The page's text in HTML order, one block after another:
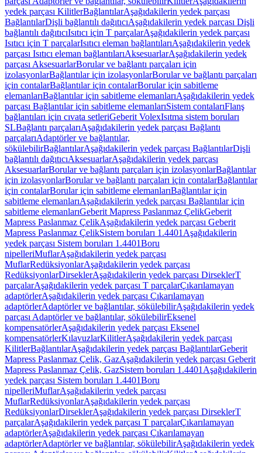
yedek parçası KilitlerBağlantılarAşağıdakilerin yedek parçası
BağlantılarDişli bağlantılı dağıtıcıAşağıdakilerin yedek parçası Dişli
bağlantılı dağıtıcıIsıtıcı için T parçalarAşağıdakilerin yedek parçası
Isıtıcı için T parçalarIsıtıcı eleman bağlantılarıAşağıdakilerin yedek
parçası Isıtıcı eleman bağlantılarıAksesuarlarAşağıdakilerin yedek
parçası AksesuarlarBorular ve bağlantı parçaları için
izolasyonlarBağlantılar için izolasyonlarBorular ve bağlantı parçaları
için contalarBağlantılar için contalarBorular için sabitleme
elemanlarıBağlantılar için sabitleme elemanlarıAşağıdakilerin yedek
parçası Bağlantılar için sabitleme elemanlarıSistem contalarıFlanş
bağlantıları için cıvata setleriGeberit VolexIsıtma sistem boruları
SLBağlantı parçalarıAşağıdakilerin yedek parçası Bağlantı
parçalarıAdaptörler ve bağlantılar,
sökülebilirBağlantılarAşağıdakilerin yedek parçası BağlantılarDişli
bağlantılı dağıtıcıAksesuarlarAşağıdakilerin yedek parçası
AksesuarlarBorular ve bağlantı parçaları için izolasyonlarBağlantılar
için izolasyonlarBorular ve bağlantı parçaları için contalarBağlantılar
için contalarBorular için sabitleme elemanlarıBağlantılar için
sabitleme elemanlarıAşağıdakilerin yedek parçası Bağlantılar için
sabitleme elemanlarıGeberit Mapress Paslanmaz ÇelikGeberit
Mapress Paslanmaz ÇelikAşağıdakilerin yedek parçası Geberit
Mapress Paslanmaz ÇelikSistem boruları 1.4401 Aşağıdakilerin
yedek parçası Sistem boruları 1.4401Boru
nipelleriMuflarAşağıdakilerin yedek parçası
MuflarRedüksiyonlarAşağıdakilerin yedek parçası
RedüksiyonlarDirseklerAşağıdakilerin yedek parçası DirseklerT
parçalarAşağıdakilerin yedek parçası T parçalarÇıkarılamayan
adaptörlerAşağıdakilerin yedek parçası Çıkarılamayan
adaptörlerAdaptörler ve bağlantılar, sökülebilirAşağıdakilerin yedek
parçası Adaptörler ve bağlantılar, sökülebilirEksenel
kompensatörlerAşağıdakilerin yedek parçası Eksenel
kompensatörlerKılavuzlarKilitlerAşağıdakilerin yedek parçası
KilitlerBağlantılarAşağıdakilerin yedek parçası BağlantılarGeberit
Mapress Paslanmaz Çelik, GazAşağıdakilerin yedek parçası Geberit
Mapress Paslanmaz Çelik, GazSistem boruları 1.4401 Aşağıdakilerin
yedek parçası Sistem boruları 1.4401Boru
nipelleriMuflarAşağıdakilerin yedek parçası
MuflarRedüksiyonlarAşağıdakilerin yedek parçası
RedüksiyonlarDirseklerAşağıdakilerin yedek parçası DirseklerT
parçalarAşağıdakilerin yedek parçası T parçalarÇıkarılamayan
adaptörlerAşağıdakilerin yedek parçası Çıkarılamayan
adaptörlerAdaptörler ve bağlantılar, sökülebilirAşağıdakilerin yedek